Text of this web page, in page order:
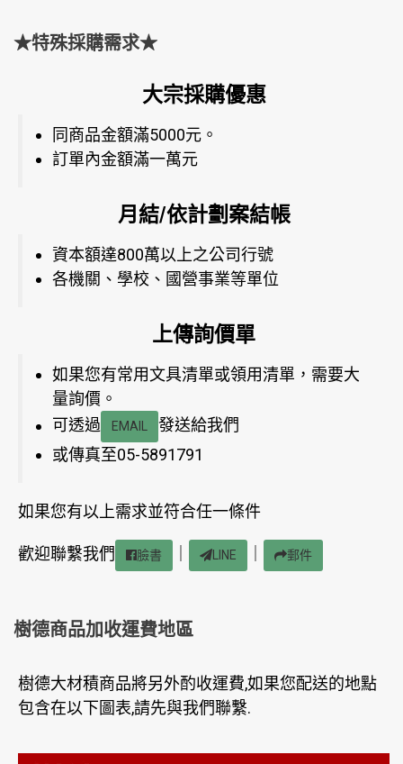
★特殊採購需求★
大宗採購優惠
同商品金額滿5000元。
訂單內金額滿一萬元
月結/依計劃案結帳
資本額達800萬以上之公司行號
各機關、學校、國營事業等單位
上傳詢價單
如果您有常用文具清單或領用清單，需要大
量詢價。
可透過
EMAIL
發送給我們
或傳真至05-5891791
如果您有以上需求並符合任一條件
歡迎聯繫我們 臉書 LINE 郵件
樹德商品加收運費地區
樹德大材積商品將另外酌收運費,如果您配送的地點
包含在以下圖表,請先與我們聯繫.